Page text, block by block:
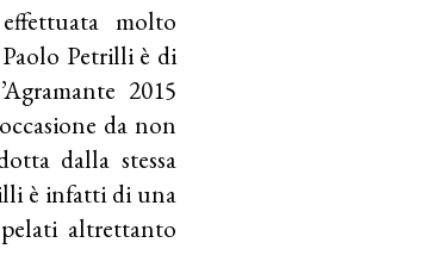
molto
Petrilli è di
2015
da non
dalla stessa
è infatti di una
altrettanto